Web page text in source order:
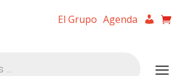
El Grupo Agenda